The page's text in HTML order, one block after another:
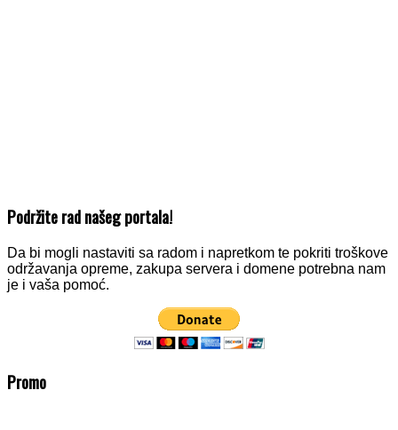
Podržite rad našeg portala!
Da bi mogli nastaviti sa radom i napretkom te pokriti troškove
održavanja opreme, zakupa servera i domene potrebna nam
je i vaša pomoć.
Promo